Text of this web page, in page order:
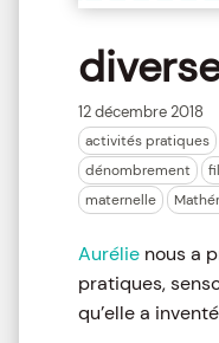
12 décembre 2018
activités pratiques
dénombrement
maternelle
Aurélie nous a
pratiques,
qu’elle a